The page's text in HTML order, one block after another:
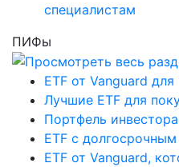
специалистам
ПИФы
ETF от Vanguard
Лучшие ETF для
Портфель
ETF с
ETF от Vanguard,